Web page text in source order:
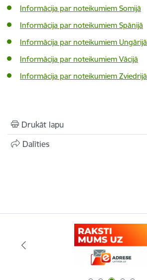
Informācija par noteikumiem Somijā
Informācija par noteikumiem Spānijā
Informācija par noteikumiem Ungārijā
Informācija par noteikumiem Vācijā
Informācija par noteikumiem Zviedrijā
Drukāt lapu
Dalīties